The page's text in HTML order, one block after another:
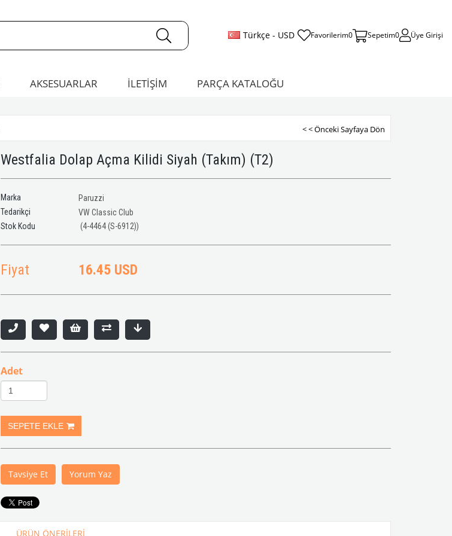
Türkçe - USD Favorilerim0 Sepetim0 Üye Girişi
AKSESUARLAR İLETİŞİM PARÇA KATALOĞU
< < Önceki Sayfaya Dön
Westfalia Dolap Açma Kilidi Siyah (Takım) (T2)
Marka
Paruzzi
Tedarikçi
VW Classic Club
(4-4464 (S-6912))
Fiyat 16.45 USD
Adet
Tavsiye Et Yorum Yaz
ÜRÜN ÖNERILERI